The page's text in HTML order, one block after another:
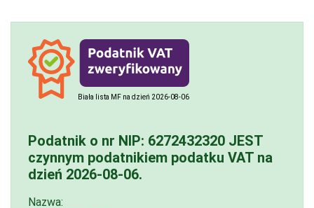
Biała lista MF na dzień 2026-08-06
Podatnik o nr NIP: 6272432320 JEST
czynnym podatnikiem podatku VAT na
dzień 2026-08-06.
Nazwa: